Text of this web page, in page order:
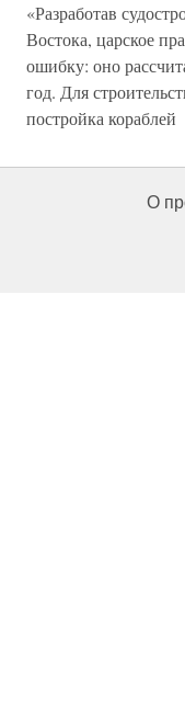
«Разработав
Востока, царское
ошибку: оно
год. Для
постройка кораблей
О